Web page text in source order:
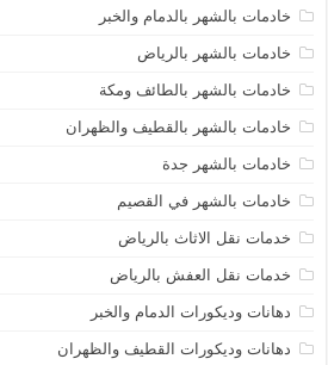
خادمات بالشهر بالدمام والخبر
خادمات بالشهر بالرياض
خادمات بالشهر بالطائف ومكة
خادمات بالشهر بالقطيف والظهران
خادمات بالشهر جدة
خادمات بالشهر في القصيم
خدمات نقل الاثاث بالرياض
خدمات نقل العفش بالرياض
دهانات وديكورات الدمام والخبر
دهانات وديكورات القطيف والظهران